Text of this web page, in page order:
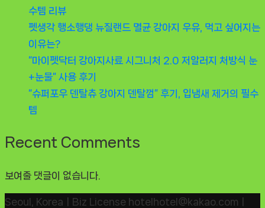
수템 리뷰
펫생각 행소행댕 뉴질랜드 멸균 강아지 우유, 먹고 싶어지는
이유는?
“마이펫닥터 강아지사료 시그니처 2.0 저알러지 처방식 눈
+눈물” 사용 후기
“슈퍼포우 덴탈츄 강아지 덴탈껌” 후기, 입냄새 제거의 필수
템
Recent Comments
보여줄 댓글이 없습니다.
Seoul, KoreaㅣBiz License hotelhotel@kakao.comㅣ